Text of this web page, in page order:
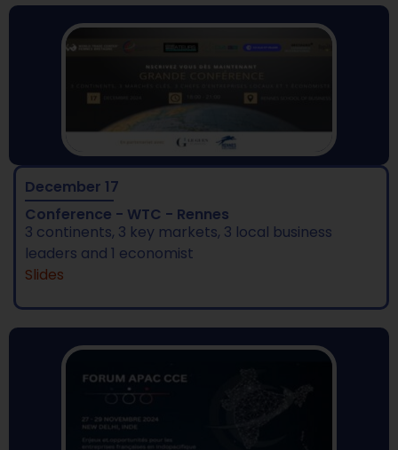
December 17
Conference - WTC - Rennes​
3 continents, 3 key markets, 3 local business
leaders and 1 economist
Slides